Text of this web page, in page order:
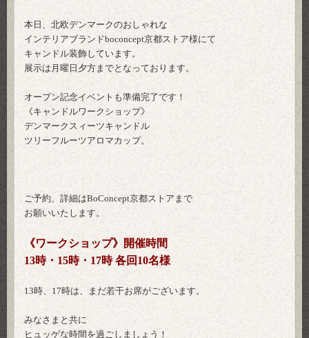
本日、北欧デンマークのおしゃれな
インテリアブランドboconcept京都ストア様にて
キャンドル装飾しています。
展示は月曜日夕方までとなっております。
オープン記念イベントも準備完了です！
《キャンドルワークショップ》
デンマークスィーツキャンドル
ツリーフルーツアロマカップ。
ご予約、詳細はBoConcept京都ストアまで
お願いいたします。
《ワークショップ》開催時間
13時・15時・17時 各回10名様
13時、17時は、まだ若干お席がございます。
みなさまと共に
ヒュッゲな時間を過ごしましょう！